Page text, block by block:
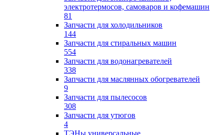
электротермосов, самоваров и кофемашин
81
Запчасти для холодильников
144
Запчасти для стиральных машин
554
Запчасти для водонагревателей
338
Запчасти для маслянных обогревателей
9
Запчасти для пылесосов
308
Запчасти для утюгов
4
ТЭНы универсальные